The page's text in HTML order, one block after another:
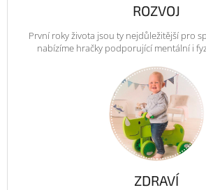
ROZVOJ
První roky života jsou ty nejdůležitější pro
nabízíme hračky podporující mentální i
ZDRAVÍ